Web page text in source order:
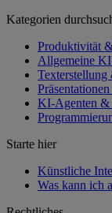
Kategorien
Produktivität
Allgemeine
KI-Agenten &
Starte hier
Künstliche
Was kann ich